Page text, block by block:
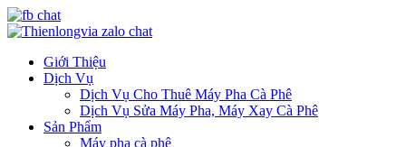
Giới Thiệu
Dịch Vụ
Dịch Vụ Cho Thuê Máy Pha Cà Phê
Dịch Vụ Sửa Máy Pha, Máy Xay Cà Phê
Sản Phẩm
Máy pha cà phê